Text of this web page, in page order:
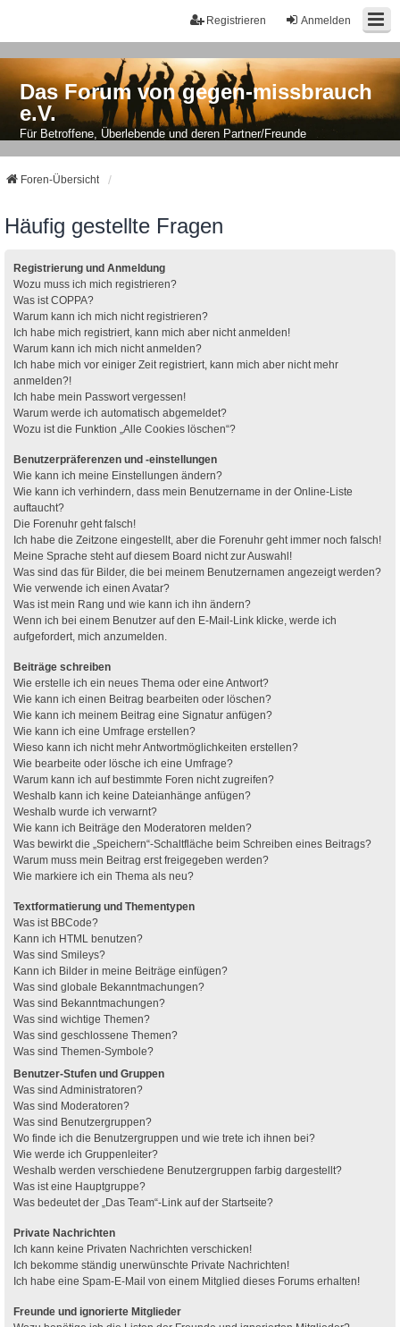
Anmelden
Registrieren
Das Forum von gegen-missbrauch
e.V.
Für Betroffene, Überlebende und deren Partner/Freunde
Foren-Übersicht
Häufig gestellte Fragen
Registrierung und Anmeldung
Wozu muss ich mich registrieren?
Was ist COPPA?
Warum kann ich mich nicht registrieren?
Ich habe mich registriert, kann mich aber nicht anmelden!
Warum kann ich mich nicht anmelden?
Ich habe mich vor einiger Zeit registriert, kann mich aber nicht mehr
anmelden?!
Ich habe mein Passwort vergessen!
Warum werde ich automatisch abgemeldet?
Wozu ist die Funktion „Alle Cookies löschen“?
Benutzerpräferenzen und -einstellungen
Wie kann ich meine Einstellungen ändern?
Wie kann ich verhindern, dass mein Benutzername in der Online-Liste
auftaucht?
Die Forenuhr geht falsch!
Ich habe die Zeitzone eingestellt, aber die Forenuhr geht immer noch falsch!
Meine Sprache steht auf diesem Board nicht zur Auswahl!
Was sind das für Bilder, die bei meinem Benutzernamen angezeigt werden?
Wie verwende ich einen Avatar?
Was ist mein Rang und wie kann ich ihn ändern?
Wenn ich bei einem Benutzer auf den E-Mail-Link klicke, werde ich
aufgefordert, mich anzumelden.
Beiträge schreiben
Wie erstelle ich ein neues Thema oder eine Antwort?
Wie kann ich einen Beitrag bearbeiten oder löschen?
Wie kann ich meinem Beitrag eine Signatur anfügen?
Wie kann ich eine Umfrage erstellen?
Wieso kann ich nicht mehr Antwortmöglichkeiten erstellen?
Wie bearbeite oder lösche ich eine Umfrage?
Warum kann ich auf bestimmte Foren nicht zugreifen?
Weshalb kann ich keine Dateianhänge anfügen?
Weshalb wurde ich verwarnt?
Wie kann ich Beiträge den Moderatoren melden?
Was bewirkt die „Speichern“-Schaltfläche beim Schreiben eines Beitrags?
Warum muss mein Beitrag erst freigegeben werden?
Wie markiere ich ein Thema als neu?
Textformatierung und Thementypen
Was ist BBCode?
Kann ich HTML benutzen?
Was sind Smileys?
Kann ich Bilder in meine Beiträge einfügen?
Was sind globale Bekanntmachungen?
Was sind Bekanntmachungen?
Was sind wichtige Themen?
Was sind geschlossene Themen?
Was sind Themen-Symbole?
Benutzer-Stufen und Gruppen
Was sind Administratoren?
Was sind Moderatoren?
Was sind Benutzergruppen?
Wo finde ich die Benutzergruppen und wie trete ich ihnen bei?
Wie werde ich Gruppenleiter?
Weshalb werden verschiedene Benutzergruppen farbig dargestellt?
Was ist eine Hauptgruppe?
Was bedeutet der „Das Team“-Link auf der Startseite?
Private Nachrichten
Ich kann keine Privaten Nachrichten verschicken!
Ich bekomme ständig unerwünschte Private Nachrichten!
Ich habe eine Spam-E-Mail von einem Mitglied dieses Forums erhalten!
Freunde und ignorierte Mitglieder